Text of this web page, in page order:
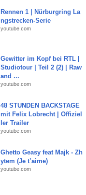
Rennen 1 | Nürburgring La
ngstrecken-Serie
youtube.com
Gewitter im Kopf bei RTL |
Studiotour | Teil 2 (2) | Raw
and ...
youtube.com
48 STUNDEN BACKSTAGE
mit Felix Lobrecht | Offiziel
ler Trailer
youtube.com
Ghetto Geasy feat Majk - Zh
ytem (Je t’aime)
youtube.com